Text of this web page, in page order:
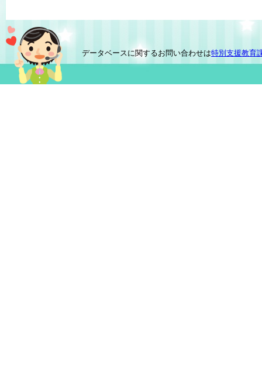
データベースに関するお問い合わせは特別支援教育